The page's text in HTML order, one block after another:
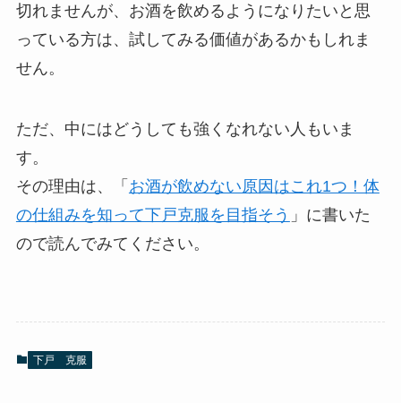
切れませんが、お酒を飲めるようになりたいと思
っている方は、試してみる価値があるかもしれま
せん。
ただ、 中にはどうしても強くなれない人もいま
す。
その理由は、「 お酒が飲めない原因はこれ1つ！体
の仕組みを知って下戸克服を目指そう 」に書いた
ので読んでみてください。
下戸 克服